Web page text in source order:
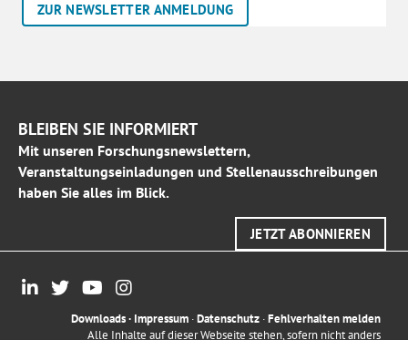
ZUR NEWSLETTER ANMELDUNG
BLEIBEN SIE INFORMIERT
Mit unseren Forschungsnewslettern,
Veranstaltungseinladungen und Stellenausschreibungen
haben Sie alles im Blick.
JETZT ABONNIEREN
Downloads· Impressum ·Datenschutz ·Fehlverhalten melden
Alle Inhalte auf dieser Webseite stehen, sofern nicht anders